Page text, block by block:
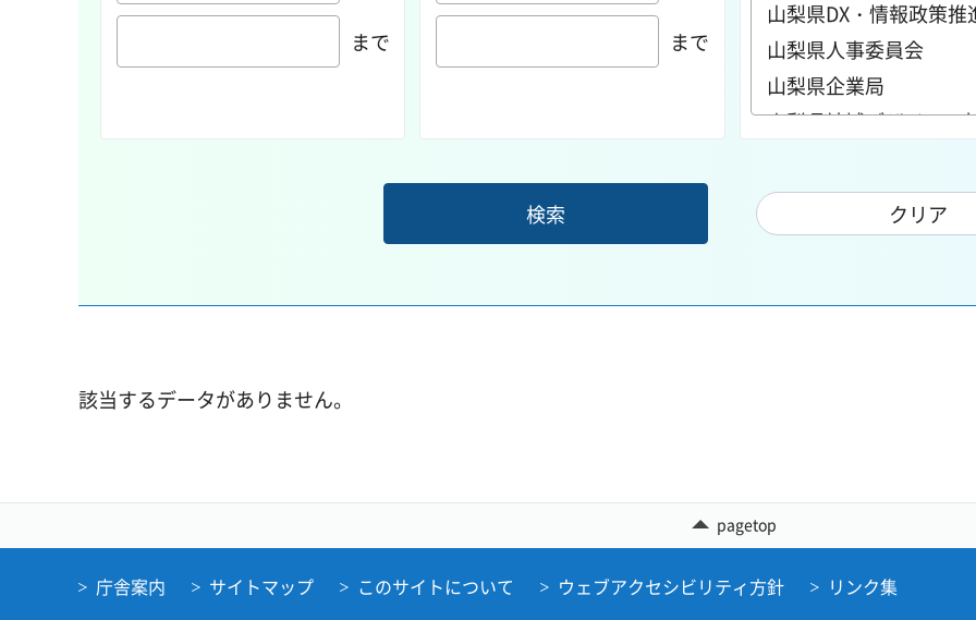
まで まで
該当するデータがありません。
pagetop
庁舎案内 サイトマップ このサイトについて ウェブアクセシビリティ方針 リンク集